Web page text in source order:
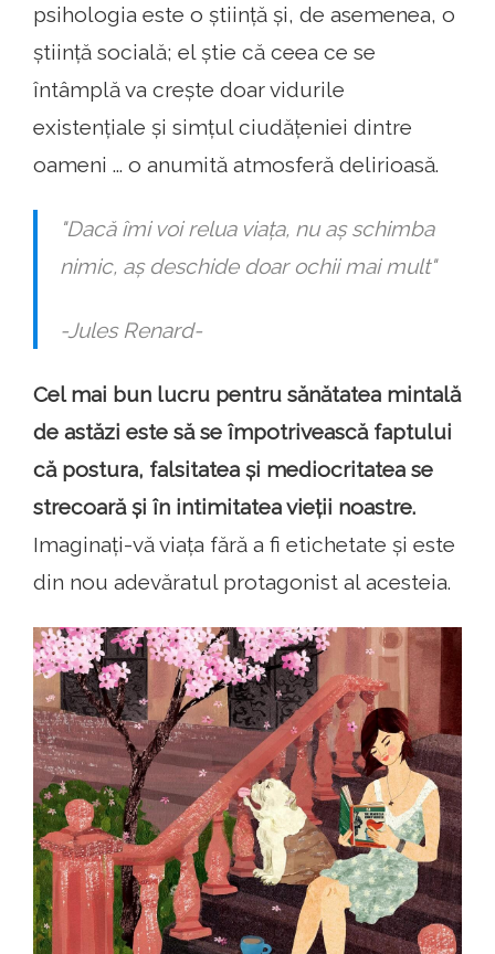
psihologia este o știință și, de asemenea, o
știință socială; el știe că ceea ce se
întâmplă va crește doar vidurile
existențiale și simțul ciudățeniei dintre
oameni ... o anumită atmosferă delirioasă.
"Dacă îmi voi relua viața, nu aș schimba
nimic, aș deschide doar ochii mai mult"
-Jules Renard-
Cel mai bun lucru pentru sănătatea mintală
de astăzi este să se împotrivească faptului
că postura, falsitatea și mediocritatea se
strecoară și în intimitatea vieții noastre.
Imaginați-vă viața fără a fi etichetate și este
din nou adevăratul protagonist al acesteia.